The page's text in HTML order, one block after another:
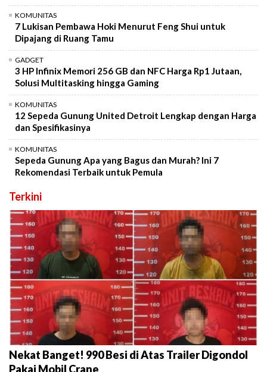
KOMUNITAS
7 Lukisan Pembawa Hoki Menurut Feng Shui untuk
Dipajang di Ruang Tamu
GADGET
3 HP Infinix Memori 256 GB dan NFC Harga Rp1 Jutaan,
Solusi Multitasking hingga Gaming
KOMUNITAS
12 Sepeda Gunung United Detroit Lengkap dengan Harga
dan Spesifikasinya
KOMUNITAS
Sepeda Gunung Apa yang Bagus dan Murah? Ini 7
Rekomendasi Terbaik untuk Pemula
Terkini
Nekat Banget! 990 Besi di Atas Trailer Digondol
Pakai Mobil Crane